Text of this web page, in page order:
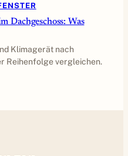
Dachgeschoss: Was
Klimagerät nach
Reihenfolge vergleichen.